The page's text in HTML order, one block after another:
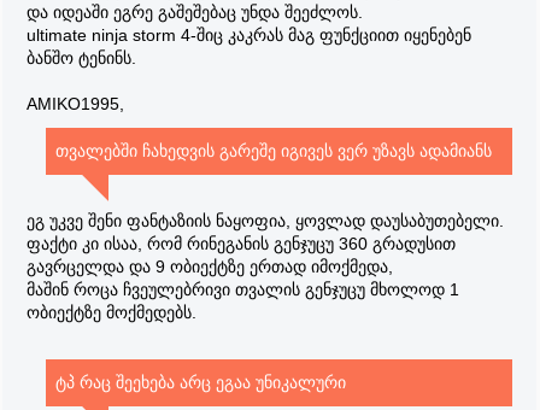
და იდეაში ეგრე გაშეშებაც უნდა შეეძლოს.
ultimate ninja storm 4-შიც კაკრას მაგ ფუნქციით იყენებენ
ბანშო ტენინს.
AMIKO1995,
თვალებში ჩახედვის გარეშე იგივეს ვერ უზავს ადამიანს
ეგ უკვე შენი ფანტაზიის ნაყოფია, ყოვლად დაუსაბუთებელი.
ფაქტი კი ისაა, რომ რინეგანის გენჯუცუ 360 გრადუსით
გავრცელდა და 9 ობიექტზე ერთად იმოქმედა,
მაშინ როცა ჩვეულებრივი თვალის გენჯუცუ მხოლოდ 1
ობიექტზე მოქმედებს.
ტპ რაც შეეხება არც ეგაა უნიკალური